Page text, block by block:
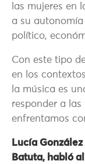
las mujeres en
a su
político,
Con este tipo
en los
la música es
responder a
enfrentamos
Lucía
Batuta, habló